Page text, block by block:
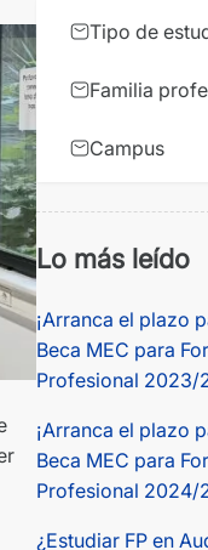
Tipo de
Familia
Campus
Lo más leído
¡Arranca el plazo
Beca MEC para
Profesional 2023/
¡Arranca el plazo
Beca MEC para
Profesional 2024/
¿Estudiar FP en